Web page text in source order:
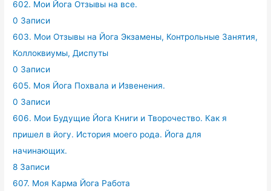
602. Мои Йога Отзывы на все.
0 Записи
603. Мои Отзывы на Йога Экзамены, Контрольные Занятия,
Коллоквиумы, Диспуты
0 Записи
605. Моя Йога Похвала и Извенения.
0 Записи
606. Мои Будущие Йога Книги и Творочество. Как я
пришел в йогу. История моего рода. Йога для
начинающих.
8 Записи
607. Моя Карма Йога Работа